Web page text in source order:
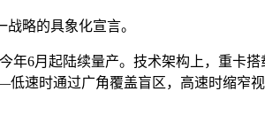
略的具象化宣言。
6月起陆续量产。技术架构上，重卡
速时通过广角覆盖盲区，高速时缩窄